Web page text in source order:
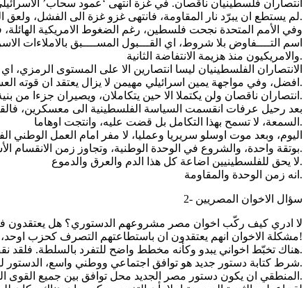
انتصاران فلسطينيان ناقصان. في غزة انتهى ‘عمود سحاب’
لم يستطع ان يبرّد نار المقاومة، فانتهى غزو غزة الى الفشل، ولعق الغزاة فشلهم، واضطروا الى التراجع، بعد ارتكابهم ما تيسر من جرائم.
وفي الأمم المتحدة نجحت فلسطين، رغم الضغوط الامريكية الهائلة،
اسم التــــفاوض بلا شروط، اي القـــبول المســــبق بالاملاءات
والامريكيون منذ هزيمة الانتفاضة الثانية.
الانتصاران الفلسطينيان ليسا انتصارين الا على المستوى
افضل، وفي مواجهة يمين اسرائيلي مهيمن لا يزال يعتقد ان قوته العسكرية تسمح له بالعربدة الاستيطانية الى ما لا نهاية.
انتصاران ناقصان ولن يكتملا الا حين يتكاملان، ويصيران جزءا من بنية سياسية واحدة، ومن مشروع نضالي موحد يمتلك استراتيجيته وقدرته على دمج المقاومة السياسية بالمقاومتين الشعبية والمسلحة.
بعد رحيل عرفات انقسمت السياسة الفلسطينية الى معسكرين،
السمعة، لا تسمح بهذا التكامل بل قضت عليه، وانتجت اوهاما.
اليوم، وبعد موت اوسلو سريريا وعمليا، لا مفر امام العمل الوطني
بوتقة واحدة، والشروع في الوحدة الوطنية، وتجاوز زمن الانقسام الأسود.
لا يحق للفلسطينيين اضاعة كل هذا الدم والعرق والدموع.
انه زمن الوحدة والمقاومة.
2- سؤال الاخوان المصريين
لا ادري كيف ركّب اخوان مصر مشروعهم الدستوري؟ هل يعتقدون فعلا انهم يستطيعون الاستيلاء على ثورة 25 يناير عبر
مشكلة الاخوان انهم يعتقدون ان باستطاعتهم التصرف كحزب اوحد، وان فوز مرسي بالرئاسة بفارق ضيل يعطــــيه تفويضا مطلقا، وان استبدال الديكتاتورية العسكرية بديكتاتورية اخوانية ممكن!
هناك تخبّط اخواني يبدو وكأنه مخطط واضح للتفرد بالسلطة. فلقد نقض الاخوان جميع وعودهم، وبدل ان يتصرفوا كاحدى قوى الثورة يتصرفون اليوم وكأنهم القوة الوحيدة.
شرط كتابة دستور جديد هو توافق اجتماعي ووطني واسع، الدستور ليس مكان حسم الصراعات الفكرية والايديولوجية، انه ارضية مشتركة تنظم هذه الصراعات، وتبني قنوات حلها بطرق ديموقراطية وسلمية.
المنطقي ان يكون دستور مصر الجديد محل توافق بين جميع القوى السياسية التي اسقطت الاستبداد، وهو اطار بناء اشكالية تداول السلطة، ومرجع لفكرة المواطنين التي يجب ان تحل مكان فكرة الرعايا.